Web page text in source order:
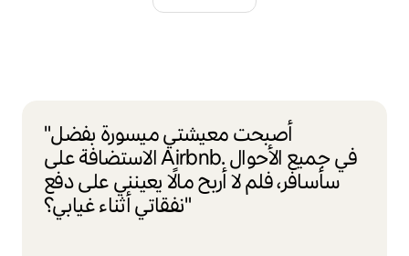
"أصبحت معيشتي ميسورة بفضل
الاستضافة على Airbnb. في جميع الأحوال
سأسافر، فلم لا أربح مالًا يعينني على دفع
نفقاتي أثناء غيابي؟"